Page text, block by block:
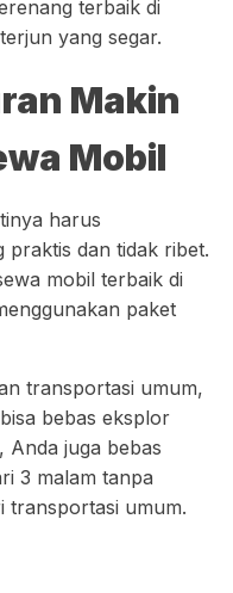
terbaik di
yang segar.
Makin
Mobil
harus
praktis dan tidak ribet.
mobil terbaik di
paket
transportasi umum,
bebas eksplor
Anda juga bebas
3 malam tanpa
transportasi umum.